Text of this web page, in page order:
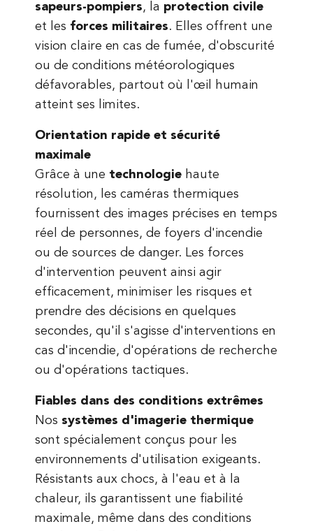
sapeurs-pompiers, la protection civile
et les forces militaires. Elles offrent une
vision claire en cas de fumée, d'obscurité
ou de conditions météorologiques
défavorables, partout où l'œil humain
atteint ses limites.
Orientation rapide et sécurité
maximale
Grâce à une technologie haute
résolution, les caméras thermiques
fournissent des images précises en temps
réel de personnes, de foyers d'incendie
ou de sources de danger. Les forces
d'intervention peuvent ainsi agir
efficacement, minimiser les risques et
prendre des décisions en quelques
secondes, qu'il s'agisse d'interventions en
cas d'incendie, d'opérations de recherche
ou d'opérations tactiques.
Fiables dans des conditions extrêmes
Nos systèmes d'imagerie thermique
sont spécialement conçus pour les
environnements d'utilisation exigeants.
Résistants aux chocs, à l'eau et à la
chaleur, ils garantissent une fiabilité
maximale, même dans des conditions